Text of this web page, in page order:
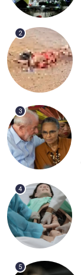
2
3
4
5